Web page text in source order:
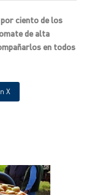
ciento de los
de alta
en todos
X